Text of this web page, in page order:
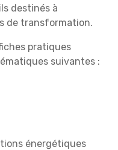
destinés à
de transformation.
pratiques
suivantes :
énergétiques